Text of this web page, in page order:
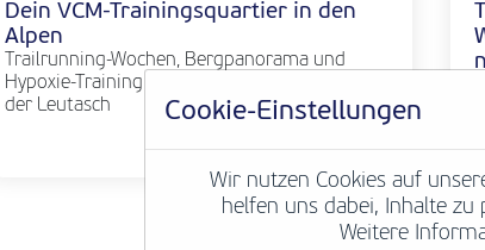
Dein VCM-Trainingsquartier in den
Alpen
Trailrunning-Wochen, Bergpanorama und
Hypoxie-Training im Aktiv² Apartmenthaus in
der Leutasch
Weiterlesen
Cookie-Einstellungen
Wir nutzen Cookies auf
helfen uns dabei, Inhalte
Weitere